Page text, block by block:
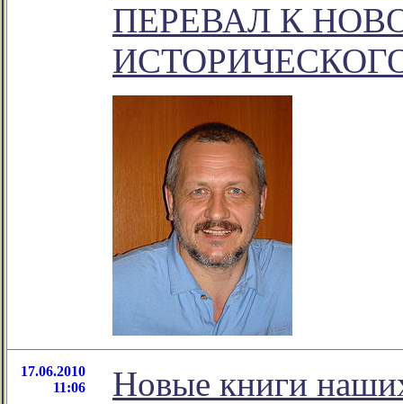
ПЕРЕВАЛ К
17.06.2010
11:06
Новые книги